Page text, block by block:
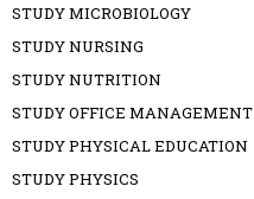
STUDY MICROBIOLOGY
STUDY NURSING
STUDY NUTRITION
STUDY OFFICE MANAGEMENT
STUDY PHYSICAL EDUCATION
STUDY PHYSICS